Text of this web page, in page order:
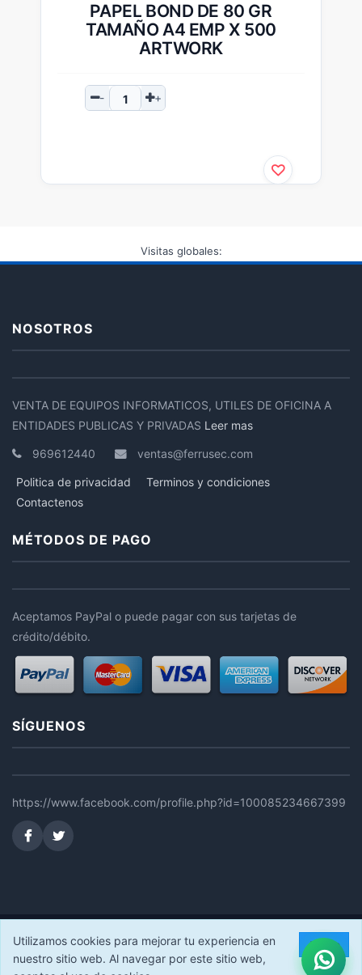
PAPEL BOND DE 80 GR
TAMAÑO A4 EMP X 500
ARTWORK
NOSOTROS
VENTA DE EQUIPOS INFORMATICOS, UTILES DE OFICINA A
ENTIDADES PUBLICAS Y PRIVADAS Leer mas
969612440 ventas@ferrusec.com
Politica de privacidad
Terminos y condiciones
Contactenos
MÉTODOS DE PAGO
Aceptamos PayPal o puede pagar con sus tarjetas de
crédito/débito.
SÍGUENOS
https://www.facebook.com/profile.php?id=100085234667399
© 2026 FERRUSEC STORE. Todos los derechos reservados.
Acepto
Utilizamos cookies para mejorar tu experiencia en
nuestro sitio web. Al navegar por este sitio web,
Visitas globales: